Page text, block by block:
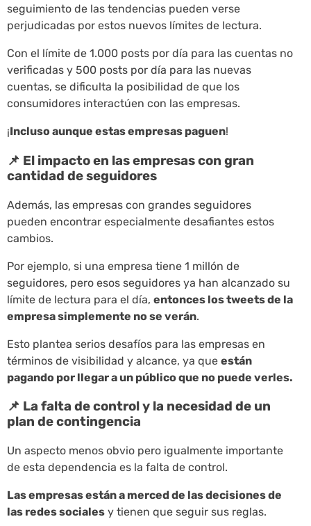
seguimiento de las tendencias pueden verse
perjudicadas por estos nuevos límites de lectura.
Con el límite de 1.000 posts por día para las cuentas no
verificadas y 500 posts por día para las nuevas
cuentas, se dificulta la posibilidad de que los
consumidores interactúen con las empresas.
¡Incluso aunque estas empresas paguen!
📌 El impacto en las empresas con gran
cantidad de seguidores
Además, las empresas con grandes seguidores
pueden encontrar especialmente desafiantes estos
cambios.
Por ejemplo, si una empresa tiene 1 millón de
seguidores, pero esos seguidores ya han alcanzado su
límite de lectura para el día, entonces los tweets de la
empresa simplemente no se verán.
Esto plantea serios desafíos para las empresas en
términos de visibilidad y alcance, ya que están
pagando por llegar a un público que no puede verles.
📌 La falta de control y la necesidad de un
plan de contingencia
Un aspecto menos obvio pero igualmente importante
de esta dependencia es la falta de control.
Las empresas están a merced de las decisiones de
las redes sociales y tienen que seguir sus reglas.